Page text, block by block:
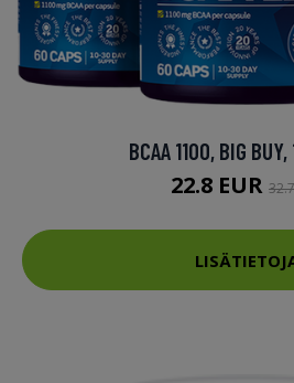
BCAA 1100, BIG
22.8 EUR